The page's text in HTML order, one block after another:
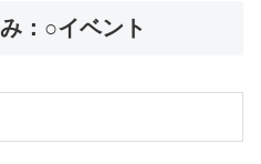
：○イベント